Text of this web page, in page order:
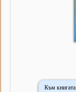
Към книгата